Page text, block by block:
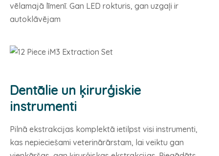
vēlamajā līmenī. Gan LED rokturis, gan uzgaļi ir
autoklāvējam
Dentālie un ķirurģiskie
instrumenti
Pilnā ekstrakcijas komplektā ietilpst visi instrumenti,
kas nepieciešami veterinārārstam, lai veiktu gan